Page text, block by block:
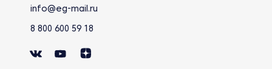
info@eg-mail.ru
8 800 600 59 18